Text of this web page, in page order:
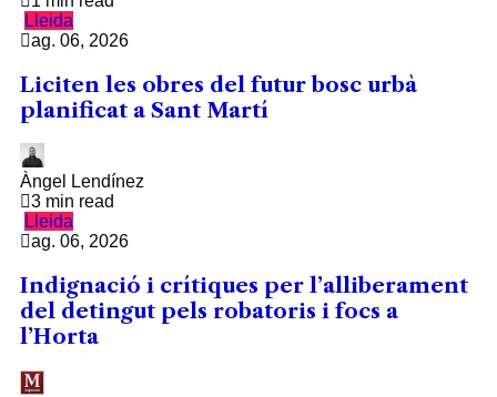
Lleida
ag. 06, 2026
Liciten les obres del futur bosc urbà
planificat a Sant Martí
Àngel Lendínez
3 min read
Lleida
ag. 06, 2026
Indignació i crítiques per l’alliberament
del detingut pels robatoris i focs a
l’Horta